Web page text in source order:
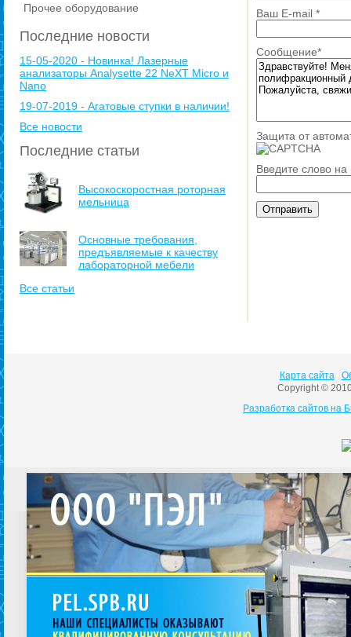
Прочее оборудование
Последние новости
15-05-2020 - Новинка! Лазерные
анализаторы Analysette 22 NeXT Micro и
Nano
19-07-2019 - Агатовые ступки в наличии!
Все новости
Последние статьи
Высокоскоростная роторная
мельница
Основные требования,
предъявляемые к качеству
лабораторной мебели
Все статьи
Ваш E-mail *
Сообщение*
Защита от
Введите слово на
Карта сайта
Copyright ©
Разработка сайтов на